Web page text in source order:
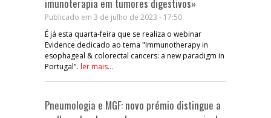
imunoterapia em tumores digestivos»
Publicado em 3 de julho de 2023 - 17:50
É já esta quarta-feira que se realiza o webinar
Evidence dedicado ao tema "Immunotherapy in
esophageal & colorectal cancers: a new paradigm in
Portugal". ler mais...
Pneumologia e MGF: novo prémio distingue a